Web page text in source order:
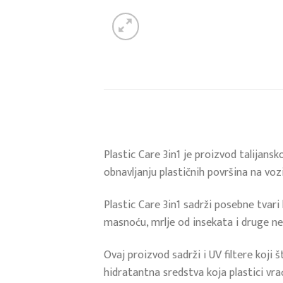
Plastic Care 3in1 je proizvod
obnavljanju plastičnih površina na
Plastic Care 3in1 sadrži posebne
masnoću, mrlje od insekata i druge
Ovaj proizvod sadrži i UV filtere koji
hidratantna sredstva koja plastici